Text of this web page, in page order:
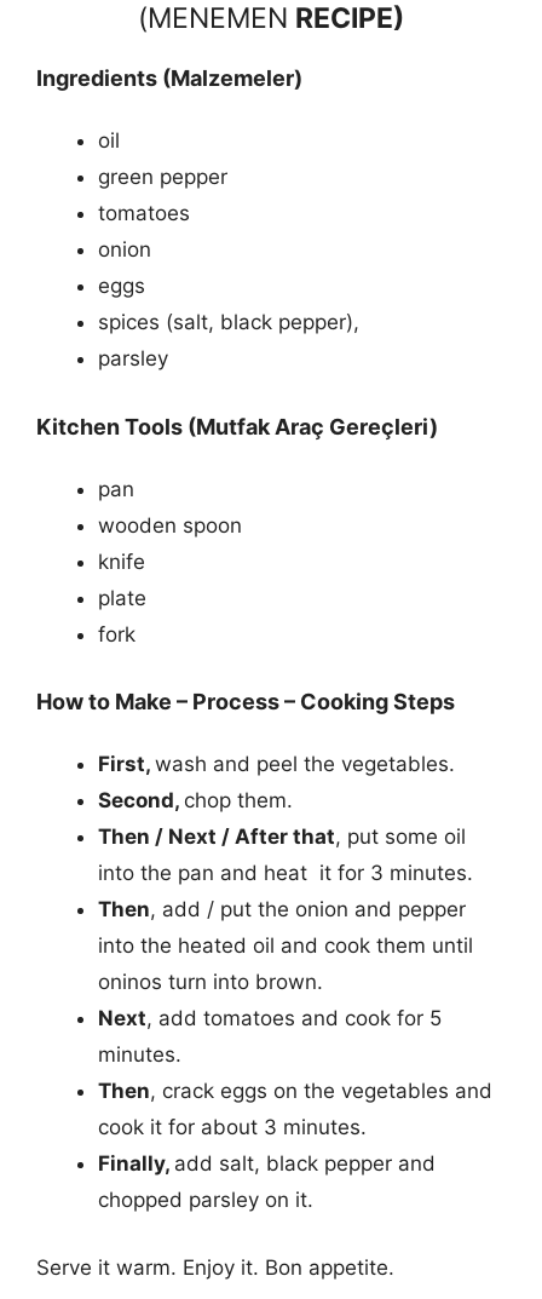
(MENEMEN RECIPE)
Ingredients (Malzemeler)
oil
green pepper
tomatoes
onion
eggs
spices (salt, black pepper),
parsley
Kitchen Tools (Mutfak Araç Gereçleri)
pan
wooden spoon
knife
plate
fork
How to Make – Process – Cooking Steps
First, wash and peel the vegetables.
Second, chop them.
Then / Next / After that, put some oil
into the pan and heat it for 3 minutes.
Then, add / put the onion and pepper
into the heated oil and cook them until
oninos turn into brown.
Next, add tomatoes and cook for 5
minutes.
Then, crack eggs on the vegetables and
cook it for about 3 minutes.
Finally, add salt, black pepper and
chopped parsley on it.
Serve it warm. Enjoy it. Bon appetite.